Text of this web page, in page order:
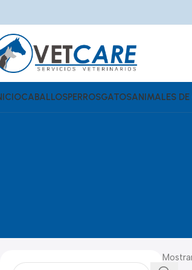
CABALLOSPERROSGATOSANIMALES